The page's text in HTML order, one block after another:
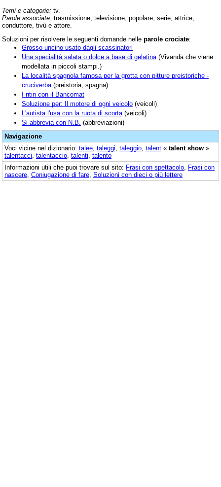
Temi e categorie: tv.
Parole associate: trasmissione, televisione, popolare, serie, attrice,
conduttore, tivù e attore.
Soluzioni per risolvere le seguenti domande nelle parole crociate:
Grosso uncino usato dagli scassinatori
Una specialità salata o dolce a base di gelatina (Vivanda che viene
modellata in piccoli stampi.)
La località spagnola famosa per la grotta con pitture preistoriche -
cruciverba (preistoria, spagna)
I ritiri con il Bancomat
Soluzione per: Il motore di ogni veicolo (veicoli)
L'autista l'usa con la ruota di scorta (veicoli)
Si abbrevia con N.B. (abbreviazioni)
Navigazione
Voci vicine nel dizionario: talee taleggi taleggio talent « talent show »
talentacci talentaccio talenti talento
Informazioni utili che puoi trovare sul sito: Frasi con spettacolo Frasi con
nascere Coniugazione di fare Soluzioni con dieci o più lettere